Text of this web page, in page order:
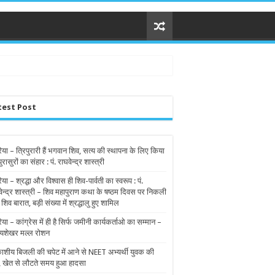
Post
– त्रिपुरारी हैं भगवान शिव, सत्य की स्थापना के लिए किया
का संहार : पं. राघवेन्द्र शास्त्री
– श्रद्धा और विश्वास ही शिव-पार्वती का स्वरूप : पं.
शास्त्री – शिव महापुराण कथा के षष्ठम दिवस पर निकली
बारात, बड़ी संख्या में श्रद्धालु हुए शामिल
– कांग्रेस में ही है सिर्फ जमीनी कार्यकर्ताओ का सम्मान –
मल्ल रोशन
बिजली की चपेट में आने से NEET अभ्यर्थी युवक की
खेत से लौटते समय हुआ हादसा